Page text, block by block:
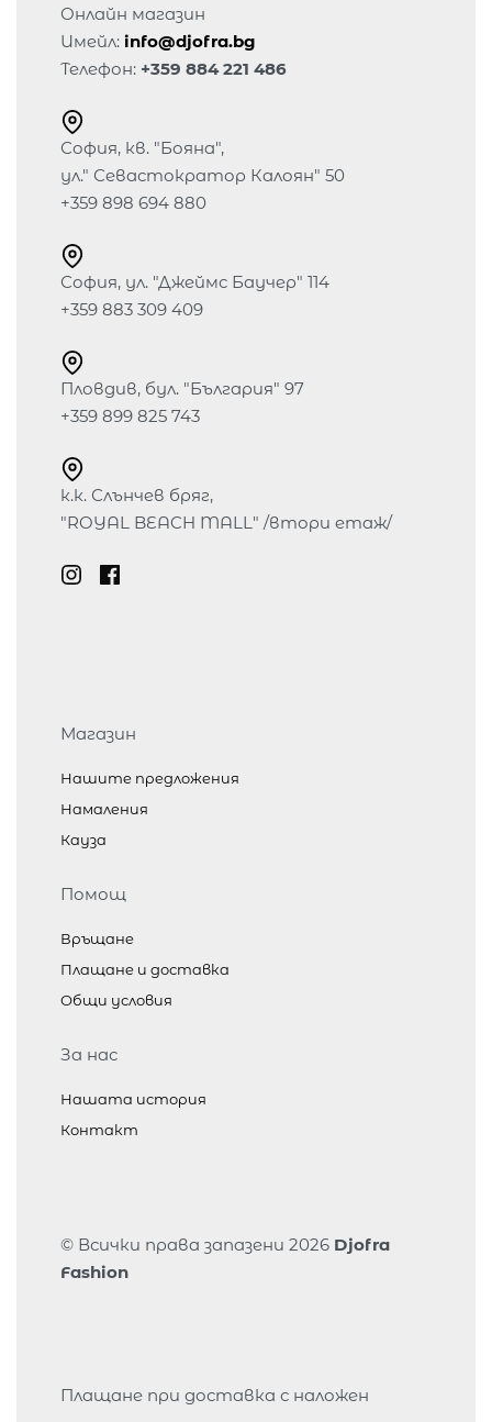
Онлайн магазин
Имейл: info@djofra.bg
Телефон: +359 884 221 486
София, кв. "Бояна",
ул." Севастократор Калоян" 50
+359 898 694 880
София, ул. "Джеймс Баучер" 114
+359 883 309 409
Пловдив, бул. "България" 97
+359 899 825 743
к.к. Слънчев бряг,
"ROYAL BEACH MALL" /втори етаж/
Магазин
Нашите предложения
Намаления
Кауза
Помощ
Връщане
Плащане и доставка
Общи условия
За нас
Нашата история
Контакт
© Всички права запазени 2026 Djofra
Fashion
Плащане при доставка с наложен